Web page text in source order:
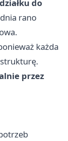
do
rano
każda
przez